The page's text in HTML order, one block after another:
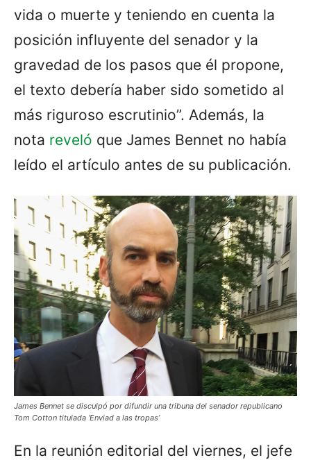
vida o muerte y teniendo en cuenta la
posición influyente del senador y la
gravedad de los pasos que él propone,
el texto debería haber sido sometido al
más riguroso escrutinio”. Además, la
nota reveló que James Bennet no había
leído el artículo antes de su publicación.
James Bennet se disculpó por difundir una tribuna del senador republicano
Tom Cotton titulada ‘Enviad a las tropas’
En la reunión editorial del viernes, el jefe